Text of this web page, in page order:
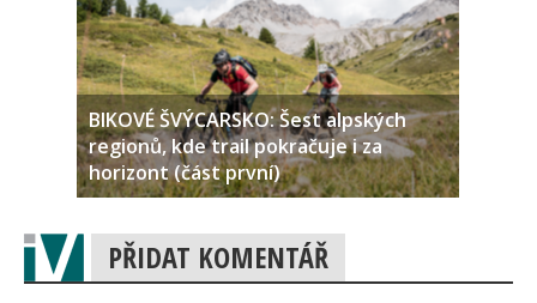
BIKOVÉ ŠVÝCARSKO: Šest alpských
regionů, kde trail pokračuje i za
horizont (část první)
PŘIDAT KOMENTÁŘ